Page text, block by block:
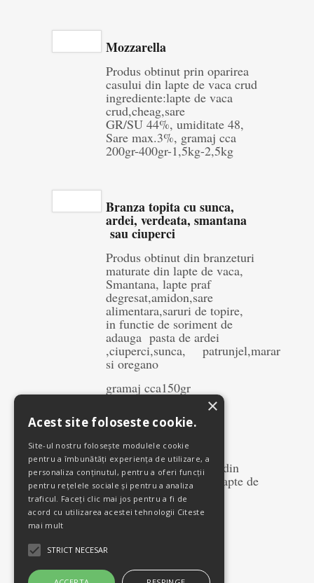
Mozzarella
Produs obtinut prin oparirea
casului din lapte de vaca crud
ingrediente:lapte de vaca
crud,cheag,sare
GR/SU 44%, umiditate 48,
Sare max.3%, gramaj cca
200gr-400gr-1,5kg-2,5kg
Branza topita cu sunca,
ardei, verdeata, smantana
sau ciuperci
Produs obtinut din branzeturi
maturate din lapte de vaca,
Smantana, lapte praf
degresat,amidon,sare
alimentara,saruri de topire,
in functie de soriment de
adauga pasta de ardei
,ciuperci,sunca, patrunjel,marar
si oregano
gramaj cca150gr
Branza burduf
Produs obtinut din cas din
lapte de vaca ,cas din lapte de
oaie ,sare
gramaj cca.300gr
Acest site foloseste cookie.
Site-ul nostru folosește modulele cookie
pentru a îmbunătăți experiența de utilizare, a
personaliza conținutul, pentru a oferi funcții
pentru rețelele sociale și pentru a analiza
traficul. Faceți clic mai jos pentru a fi de
acord cu utilizarea acestei tehnologii Citeste
mai mult
STRICT NECESAR
×